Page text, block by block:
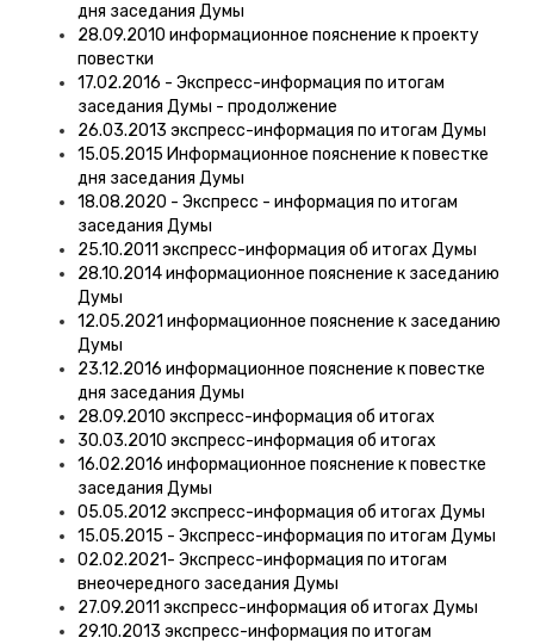
дня заседания Думы
28.09.2010 информационное пояснение к проекту
повестки
17.02.2016 - Экспресс-информация по итогам
заседания Думы - продолжение
26.03.2013 экспресс-информация по итогам Думы
15.05.2015 Информационное пояснение к повестке
дня заседания Думы
18.08.2020 - Экспресс - информация по итогам
заседания Думы
25.10.2011 экспресс-информация об итогах Думы
28.10.2014 информационное пояснение к заседанию
Думы
12.05.2021 информационное пояснение к заседанию
Думы
23.12.2016 информационное пояснение к повестке
дня заседания Думы
28.09.2010 экспресс-информация об итогах
30.03.2010 экспресс-информация об итогах
16.02.2016 информационное пояснение к повестке
заседания Думы
05.05.2012 экспресс-информация об итогах Думы
15.05.2015 - Экспресс-информация по итогам Думы
02.02.2021- Экспресс-информация по итогам
внеочередного заседания Думы
27.09.2011 экспресс-информация об итогах Думы
29.10.2013 экспресс-информация по итогам